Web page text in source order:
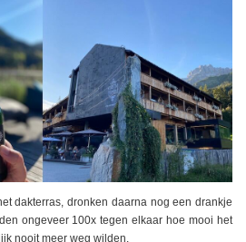
dakterras, dronken daarna nog een drankje
ongeveer 100x tegen elkaar hoe mooi het
nooit meer weg wilden.